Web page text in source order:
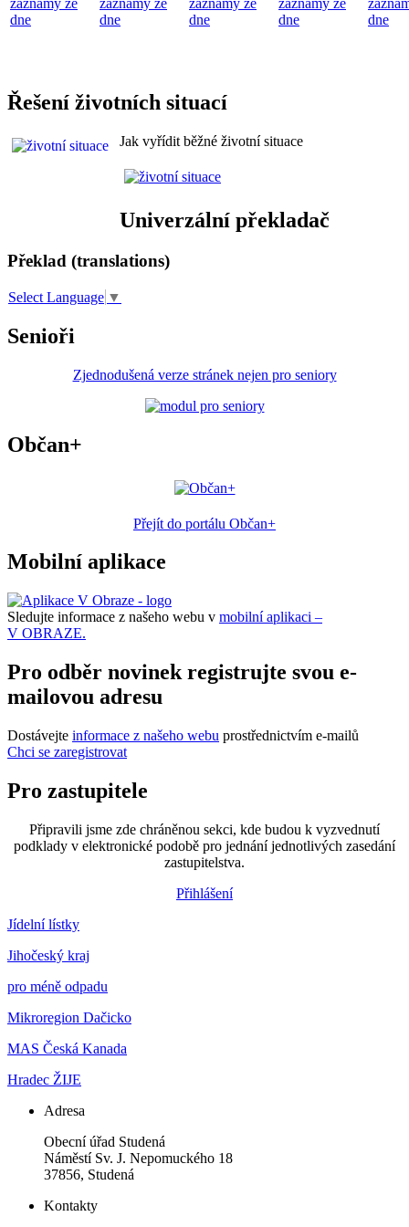
záznamy ze
dne
záznamy ze
dne
záznamy ze
dne
záznamy ze
dne
dne
Řešení životních situací
Jak vyřídit běžné životní situace
Univerzální překladač
Překlad (translations)
Select Language ▼
Senioři
Zjednodušená verze stránek nejen pro seniory
Občan+
Přejít do portálu Občan+
Mobilní aplikace
Sledujte informace z našeho webu v mobilní aplikaci –
V OBRAZE.
Pro odběr novinek registrujte svou e-
mailovou adresu
Dostávejte informace z našeho webu prostřednictvím e-mailů
Chci se zaregistrovat
Pro zastupitele
Připravili jsme zde chráněnou sekci, kde budou k vyzvednutí
podklady v elektronické podobě pro jednání jednotlivých zasedání
zastupitelstva.
Přihlášení
Jídelní lístky
Jihočeský kraj
pro méně odpadu
Mikroregion Dačicko
MAS Česká Kanada
Hradec ŽIJE
Adresa
Obecní úřad Studená
Náměstí Sv. J. Nepomuckého 18
37856, Studená
Kontakty